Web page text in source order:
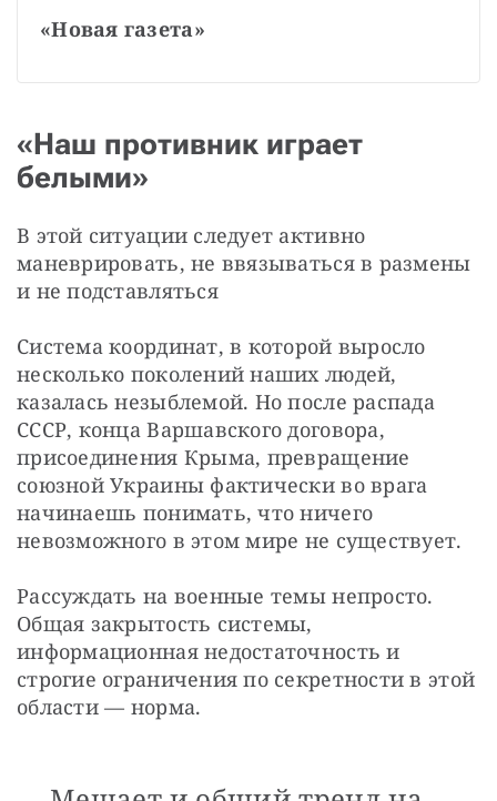
«Новая газета»
«Наш противник играет
белыми»
В этой ситуации следует активно
маневрировать, не ввязываться в размены
и не подставляться
Система координат, в которой выросло
несколько поколений наших людей,
казалась незыблемой. Но после распада
СССР, конца Варшавского договора,
присоединения Крыма, превращение
союзной Украины фактически во врага
начинаешь понимать, что ничего
невозможного в этом мире не существует.
Рассуждать на военные темы непросто.
Общая закрытость системы,
информационная недостаточность и
строгие ограничения по секретности в этой
области — норма.